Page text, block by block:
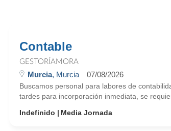
Contable
GESTORÍAMORA
Murcia, Murcia 07/08/2026
Buscamos personal para labores de
tardes para incorporación inmediata, se
Indefinido
Media Jornada